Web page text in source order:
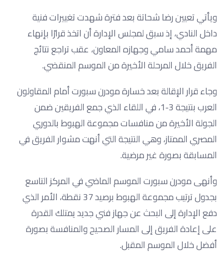
ويأتي تعيين رضا شحاتة بعد فترة شهدت تغييرات فنية
داخل النادي، إذ سبق لمجلس الإدارة أن اتخذ قرارًا بإنهاء
مهمة أحمد سامي وجهازه المعاون، عقب تراجع نتائج
الفريق خلال المرحلة الأخيرة من الموسم المنقضي.
وجاء قرار الإقالة بعد خسارة مودرن سبورت أمام المقاولون
العرب بنتيجة 3-1، في اللقاء الذي جمع الفريقين ضمن
الجولة الأخيرة من منافسات مجموعة الهبوط بالدوري
المصري الممتاز، وهي النتيجة التي أنهت مشوار الفريق في
المسابقة بصورة غير مرضية.
وأنهى مودرن سبورت الموسم الماضي في المركز التاسع
بجدول ترتيب مجموعة الهبوط برصيد 37 نقطة، الأمر الذي
دفع الإدارة إلى البحث عن جهاز فني جديد يمتلك القدرة
على إعادة الفريق إلى المسار الصحيح والمنافسة بصورة
أفضل خلال الموسم المقبل.